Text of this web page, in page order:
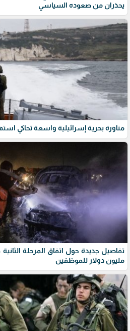
يحذران من صعوده السياسي
مناورة بحرية إسرائيلية واسعة تحاكي
مليون دولار للموظفين